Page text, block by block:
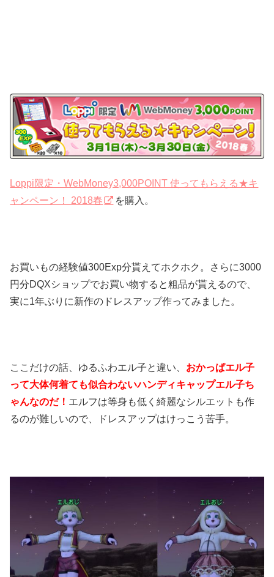
Loppi限定・WebMoney3,000POINT 使ってもらえる★キ
ャンペーン！ 2018春
を購入。
お買いもの経験値300Exp分貰えてホクホク。さらに3000
円分DQXショップでお買い物すると粗品が貰えるので、
実に1年ぶりに新作のドレスアップ作ってみました。
ここだけの話、ゆるふわエル子と違い、 おかっぱエル子
って大体何着ても似合わないハンディキャップエル子ち
ゃんなのだ！ エルフは等身も低く綺麗なシルエットも作
るのが難しいので、ドレスアップはけっこう苦手。